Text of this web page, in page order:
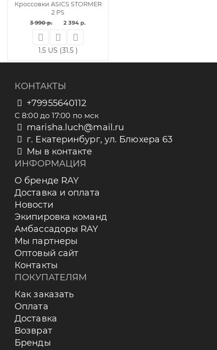
Кроссовки ASICS STORMER
2 PS
3 990 р. 2 394 р.
1.5 US (31.5 )
КОНТАКТЫ
+79955640112
С 8:00 до 17:00 по мск
marisha.luch@mail.ru
г. Екатеринбург, ул. Блюхера 63
Мы в контакте
ИНФОРМАЦИЯ
О бренде RAY
Доставка и оплата
Новости
Экипировка команд
Амбассадоры RAY
Мы партнеры
Оптовый сайт
Контакты
ПОКУПАТЕЛЯМ
Как заказать
Оплата
Доставка
Возврат
Бренды